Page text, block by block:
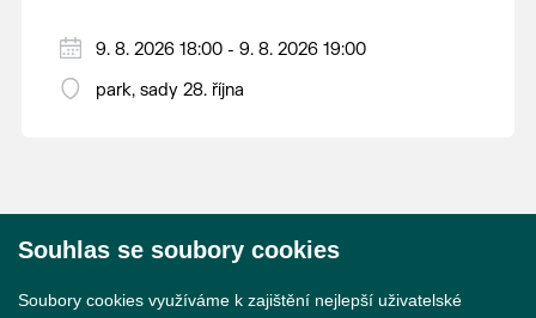
9. 8. 2026 18:00 - 9. 8. 2026 19:00
park, sady 28. října
Souhlas se soubory cookies
Soubory cookies využíváme k zajištění nejlepší uživatelské